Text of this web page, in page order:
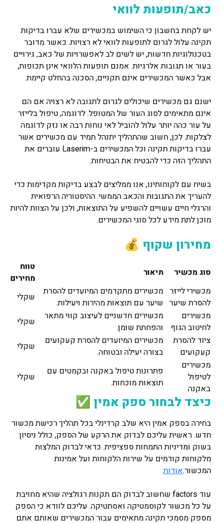
כאב/תופעות לוואי
יש לקחת בחשבון כי השימוש במכשירים שלא עברו בדיקות
תקינה עלול לגרום לתופעות לוואי לא רצויות. כאשר מדובר
בטכנולוגיות חדשות, יש לשים לב לאפשרויות של כאב, גירויים
בעור או תגובות אלרגיות. אמנם תופעות הלוואי אינן תכופות,
אבל כאשר המכשירים אינם תקניים, הסכנה בהחלט קיימת.
ישנם גם מכשירים שיכולים לגרום לתגובה לא רצויה אם הם
אינם מתאימים לסוג העור של המטופל. לדוגמה, טיפול בלייזר
על עור כהה יותר עלול להוביל לאי נוחות רבה או נזק לדוגמה
לצלקות. לכן, חשוב שהתהליך יתנהל תמיד עם מכשירים אשר
עברו בדיקות תקינה וכל המכשירים ב-Laserim עוברים את
התהליך הזה כדי להבטיח את הבטיחות.
בשיח עם לקוחותינו, אנו ממליצים לבצע בדיקות מקדימות כדי
להעריך את התגובות והכאב הממשי. ההיסטוריה הרפואית
והרגלי חיים עשויים להשפיע על התוצאות, ולכן על הצוות להיות
מוכן לתת מידע לכל סוגי המכשירים.
מחירון שקוף 💰
סוג מכשיר תיאור
טווח
מחירים
מכשירי לייזר
להסרת שיער
מכשירים מתקדמים המיועדים להסרת
שיער עם תוצאות מהירות ויעילות.
שקלי
מכשירים
לחיטוב הגוף
מכשירים חדשניים לעיצוב קווי מתאר
והפחתת שומן.
שקלי
ציוד להסרת
קעקועים
מכשירים המיועדים להסרת קעקועים
בצורה יעילה ובטוחה.
שקלי
מכשירים
לטיפול
באקנה
פתרונות טיפול באקנה ובקמטים עם
תוצאות מוכחות.
שקלי
כיצד לבחור ספק אמין ✅
בחירה בספק אמין היא שלב קרדינלי בכל תהליך רכישת מכשור
חדש. ראשית עליכם לבדוק את הרקע של הספק, כולל ניסיון
בשוק ומדיניות התמחות ספציפית. כדאי לבדוק המלצות
מלקוחות קודמים על שירות הלקוחות ועל אמינות
המכשור.אודות
עוד factors שחשוב לבדוק הם תקנות רגולציה שהיא מחויבת
על כל מכשור לקוסמטיקה ואסתטיקה. עליכם לוודא כי הספק
מספק מסמכי תקינה מתאימים עבור המכשירים שאותם אתם